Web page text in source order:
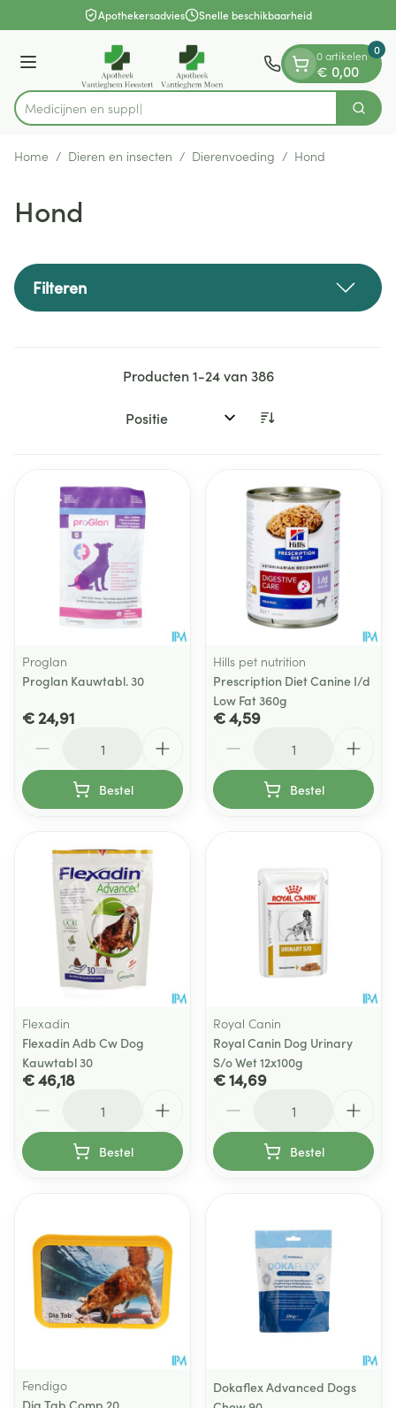
Ga naar de inhoudApothekersadvies Snelle beschikbaarheid
Menu
Product, merk, categorie... Zoek
0 artikelen
€ 0,00
0
Home / Dieren en insecten / Dierenvoeding / Hond
Hond
Filteren
Producten1-24van386
Sorteer op:
Proglan
Proglan Kauwtabl. 30
€ 24,91
Bestel
Hills pet nutrition
Prescription Diet Canine I/d
Low Fat 360g
€ 4,59
Bestel
Flexadin
Flexadin Adb Cw Dog
Kauwtabl 30
€ 46,18
Bestel
Royal Canin
Royal Canin Dog Urinary
S/o Wet 12x100g
€ 14,69
Bestel
Fendigo
Dia Tab Comp 20
Dokaflex Advanced Dogs